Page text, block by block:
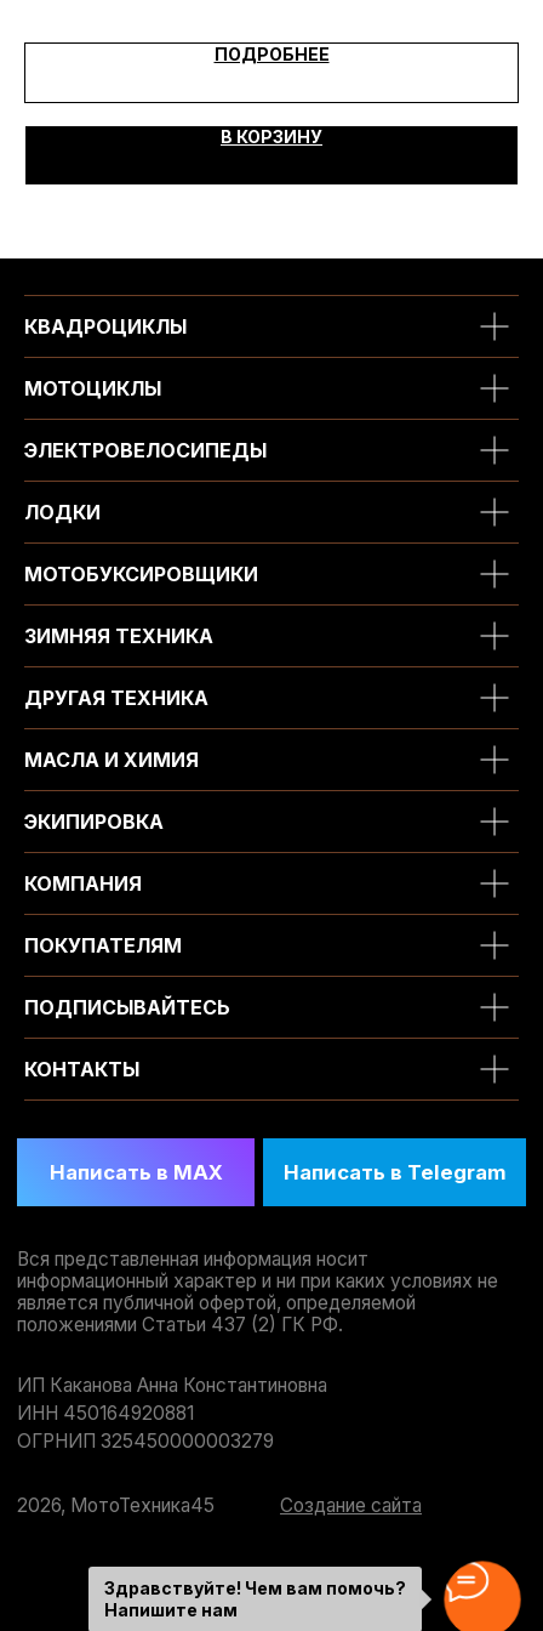
ПОДРОБНЕЕ
В КОРЗИНУ
КВАДРОЦИКЛЫ
МОТОЦИКЛЫ
ЭЛЕКТРОВЕЛОСИПЕДЫ
ЛОДКИ
МОТОБУКСИРОВЩИКИ
ЗИМНЯЯ ТЕХНИКА
ДРУГАЯ ТЕХНИКА
МАСЛА И ХИМИЯ
ЭКИПИРОВКА
КОМПАНИЯ
ПОКУПАТЕЛЯМ
ПОДПИСЫВАЙТЕСЬ
КОНТАКТЫ
Здравствуйте! Чем вам помочь?
Напишите нам